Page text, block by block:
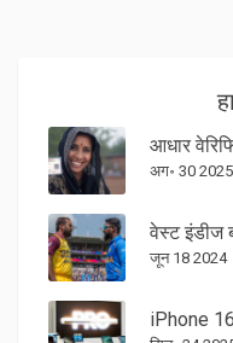
अग॰ 30 2025
जून 18 2024